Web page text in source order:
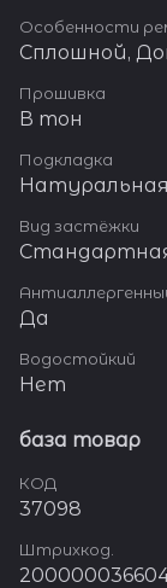
Особенности
Сплошной,
Прошивка
В тон
Подкладка
Вид застёжки
Да
Водостойкий
Нет
база товар
КОД
37098
Штрихкод.